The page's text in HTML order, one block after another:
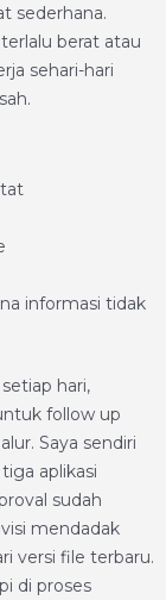
sederhana.
berat atau
sehari-hari
informasi tidak
hari,
follow up
Saya sendiri
aplikasi
sudah
mendadak
versi file terbaru.
di proses